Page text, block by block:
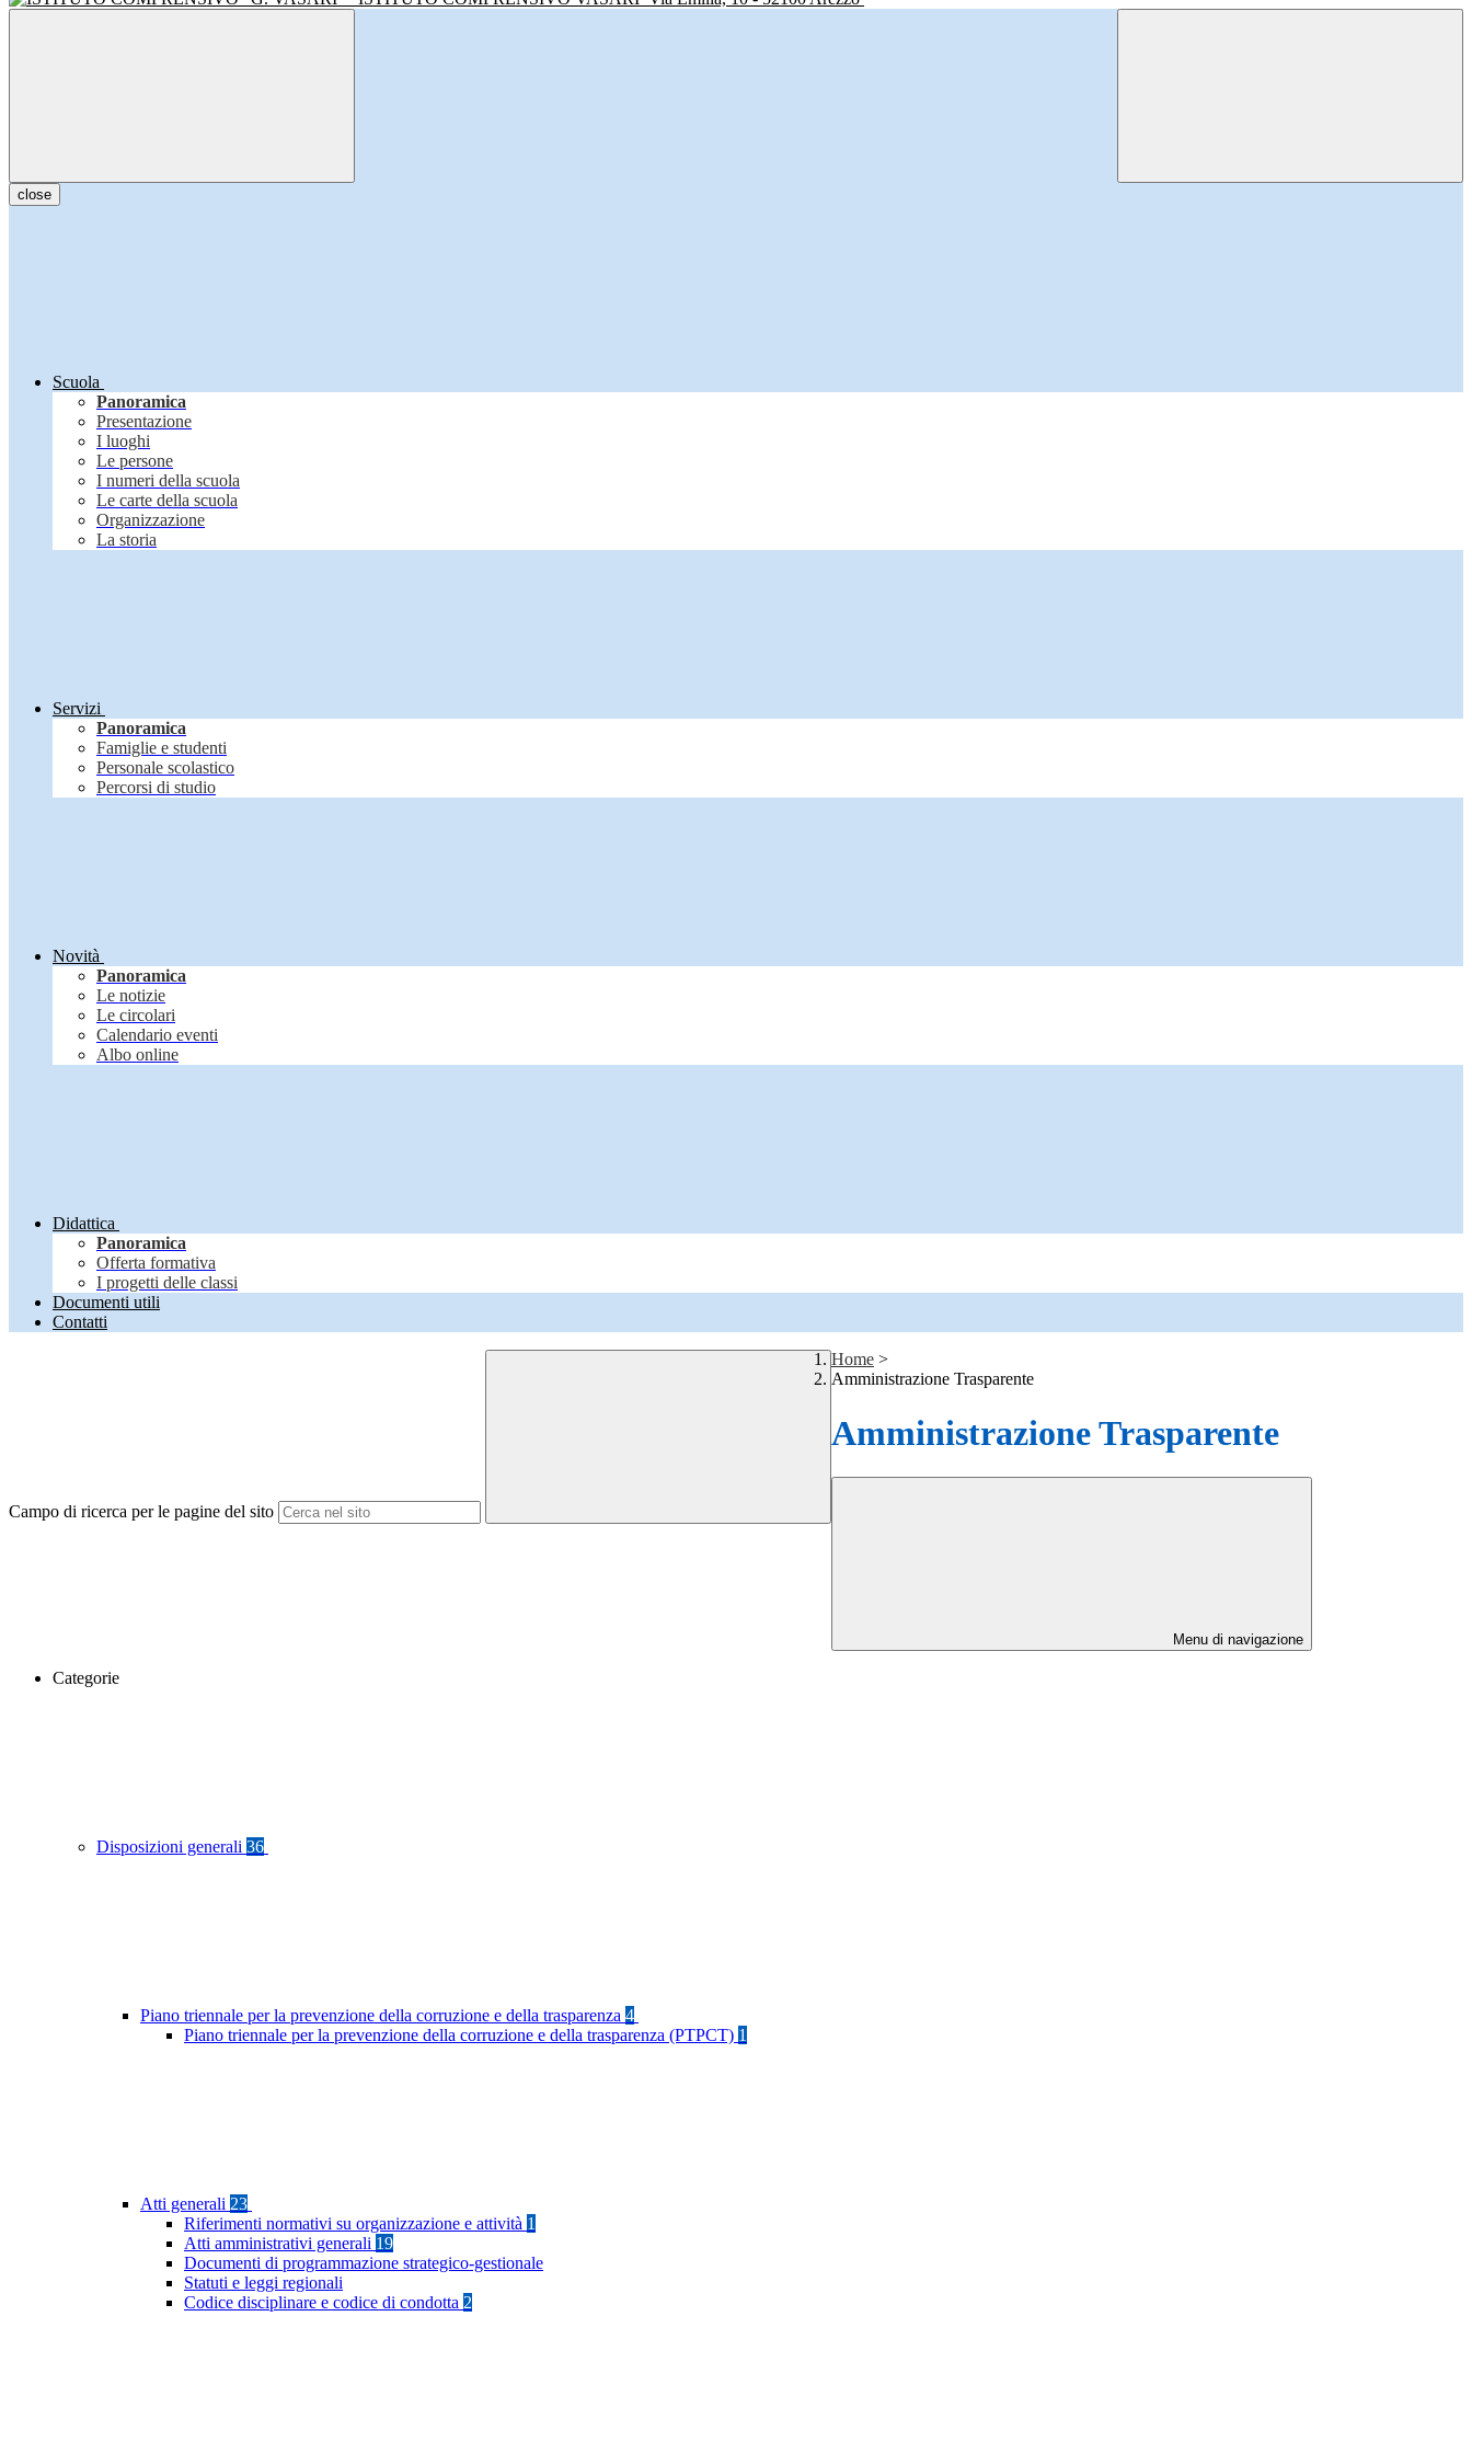
close
Scuola
Panoramica
Presentazione
I luoghi
Le persone
I numeri della scuola
Le carte della scuola
Organizzazione
La storia
Servizi
Panoramica
Famiglie e studenti
Personale scolastico
Percorsi di studio
Novità
Panoramica
Le notizie
Le circolari
Calendario eventi
Albo online
Didattica
Panoramica
Offerta formativa
I progetti delle classi
Documenti utili
Contatti
Campo di ricerca per le pagine del sito
Home >
Amministrazione Trasparente
Amministrazione Trasparente
Menu di navigazione
Categorie
Disposizioni generali 36
Piano triennale per la prevenzione della corruzione e della trasparenza 4
Piano triennale per la prevenzione della corruzione e della trasparenza (PTPCT) 1
Atti generali 23
Riferimenti normativi su organizzazione e attività 1
Atti amministrativi generali 19
Documenti di programmazione strategico-gestionale
Statuti e leggi regionali
Codice disciplinare e codice di condotta 2